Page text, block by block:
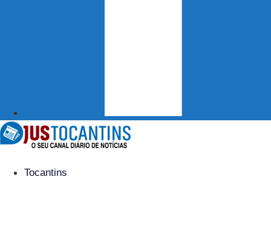
Tocantins